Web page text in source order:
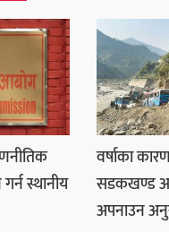
स्थानीय
वर्षाका
सडकखण्ड
अपनाउन